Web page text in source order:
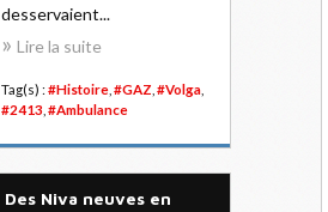
desservaient...
Lire la suite
Tag(s) : #Histoire #GAZ #Volga
#2413 #Ambulance
Des Niva neuves en